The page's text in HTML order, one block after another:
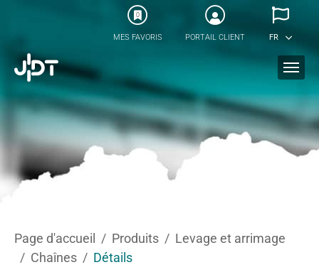
0
MES FAVORIS PORTAIL CLIENT FR
Page d'accueil Produits
Levage et arrimage
Chaînes
Détails